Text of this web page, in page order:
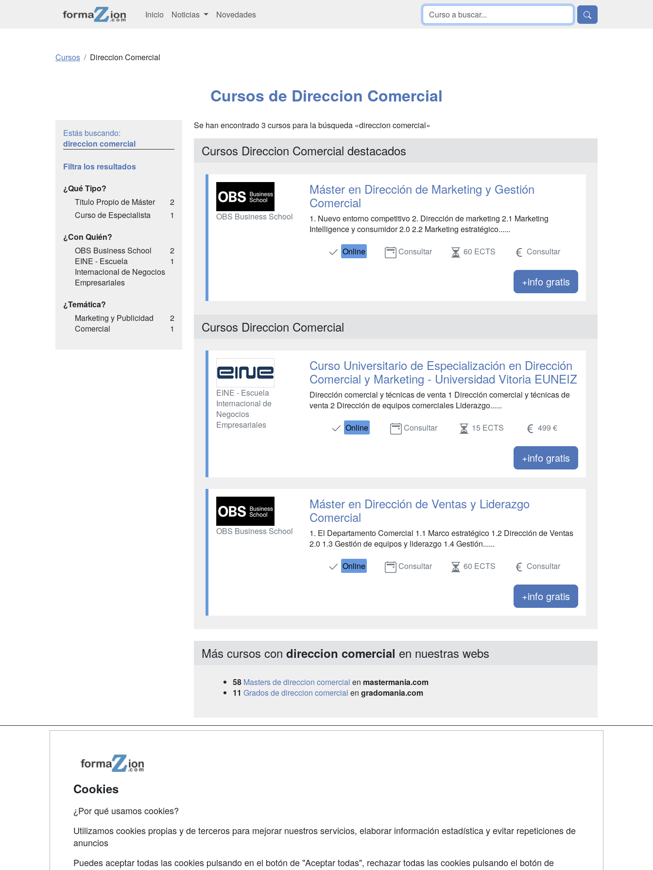
Inicio Noticias Novedades
Cursos Direccion Comercial
Cursos de Direccion Comercial
Estás buscando:
direccion comercial
Filtra los resultados
¿Qué Tipo?
Titulo Propio de Máster
2
Curso de Especialista
1
¿Con Quién?
OBS Business School
2
EINE - Escuela
Internacional de Negocios
Empresariales
1
¿Temática?
Marketing y Publicidad
2
Comercial
1
Se han encontrado 3 cursos para la búsqueda «direccion comercial»
Cursos Direccion Comercial destacados
OBS Business School
Máster en Dirección de Marketing y Gestión
Comercial
1. Nuevo entorno competitivo 2. Dirección de marketing 2.1 Marketing
Intelligence y consumidor 2.0 2.2 Marketing estratégico......
Online
Consultar 60 ECTS Consultar
+info gratis
Cursos Direccion Comercial
EINE - Escuela
Internacional de
Negocios
Empresariales
Curso Universitario de Especialización en Dirección
Comercial y Marketing - Universidad Vitoria EUNEIZ
Dirección comercial y técnicas de venta 1 Dirección comercial y técnicas de
venta 2 Dirección de equipos comerciales Liderazgo......
Online
Consultar 15 ECTS 499 €
+info gratis
OBS Business School
Máster en Dirección de Ventas y Liderazgo
Comercial
1. El Departamento Comercial 1.1 Marco estratégico 1.2 Dirección de Ventas
2.0 1.3 Gestión de equipos y liderazgo 1.4 Gestión......
Online
Consultar 60 ECTS Consultar
+info gratis
Más cursos con direccion comercial en nuestras webs
58 Masters de direccion comercial en mastermania.com
11 Grados de direccion comercial en gradomania.com
Cookies
¿Por qué usamos cookies?
Utilizamos cookies propias y de terceros para mejorar nuestros servicios, elaborar información estadística y evitar repeticiones de
anuncios
Puedes aceptar todas las cookies pulsando en el botón de "Aceptar todas", rechazar todas las cookies pulsando el botón de